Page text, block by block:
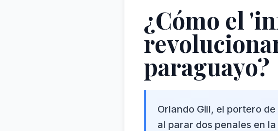
¿Cómo el
paraguayo?
Orlando Gill, el portero
al parar dos penales en